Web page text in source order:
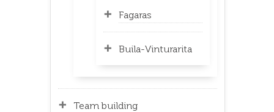
Fagaras
Buila-Vinturarita
Team building